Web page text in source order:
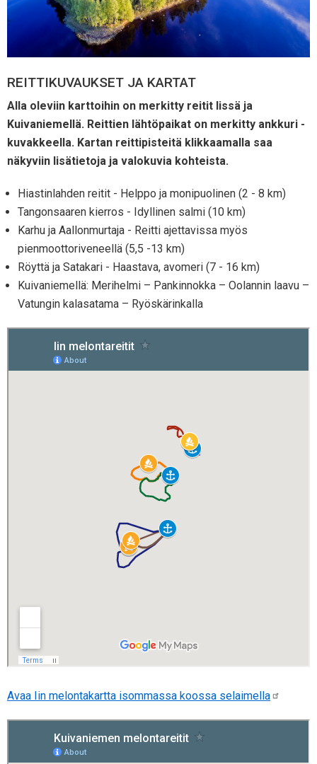
REITTIKUVAUKSET JA KARTAT
Alla oleviin karttoihin on merkitty reitit Iissä ja
Kuivaniemellä. Reittien lähtöpaikat on merkitty ankkuri -
kuvakkeella. Kartan reittipisteitä klikkaamalla saa
näkyviin lisätietoja ja valokuvia kohteista.
Hiastinlahden reitit - Helppo ja monipuolinen (2 - 8 km)
Tangonsaaren kierros - Idyllinen salmi (10 km)
Karhu ja Aallonmurtaja - Reitti ajettavissa myös
pienmoottoriveneellä (5,5 -13 km)
Röyttä ja Satakari - Haastava, avomeri (7 - 16 km)
Kuivaniemellä: Merihelmi – Pankinnokka – Oolannin laavu –
Vatungin kalasatama – Ryöskärinkalla
Avaa Iin melontakartta isommassa koossa selaimella